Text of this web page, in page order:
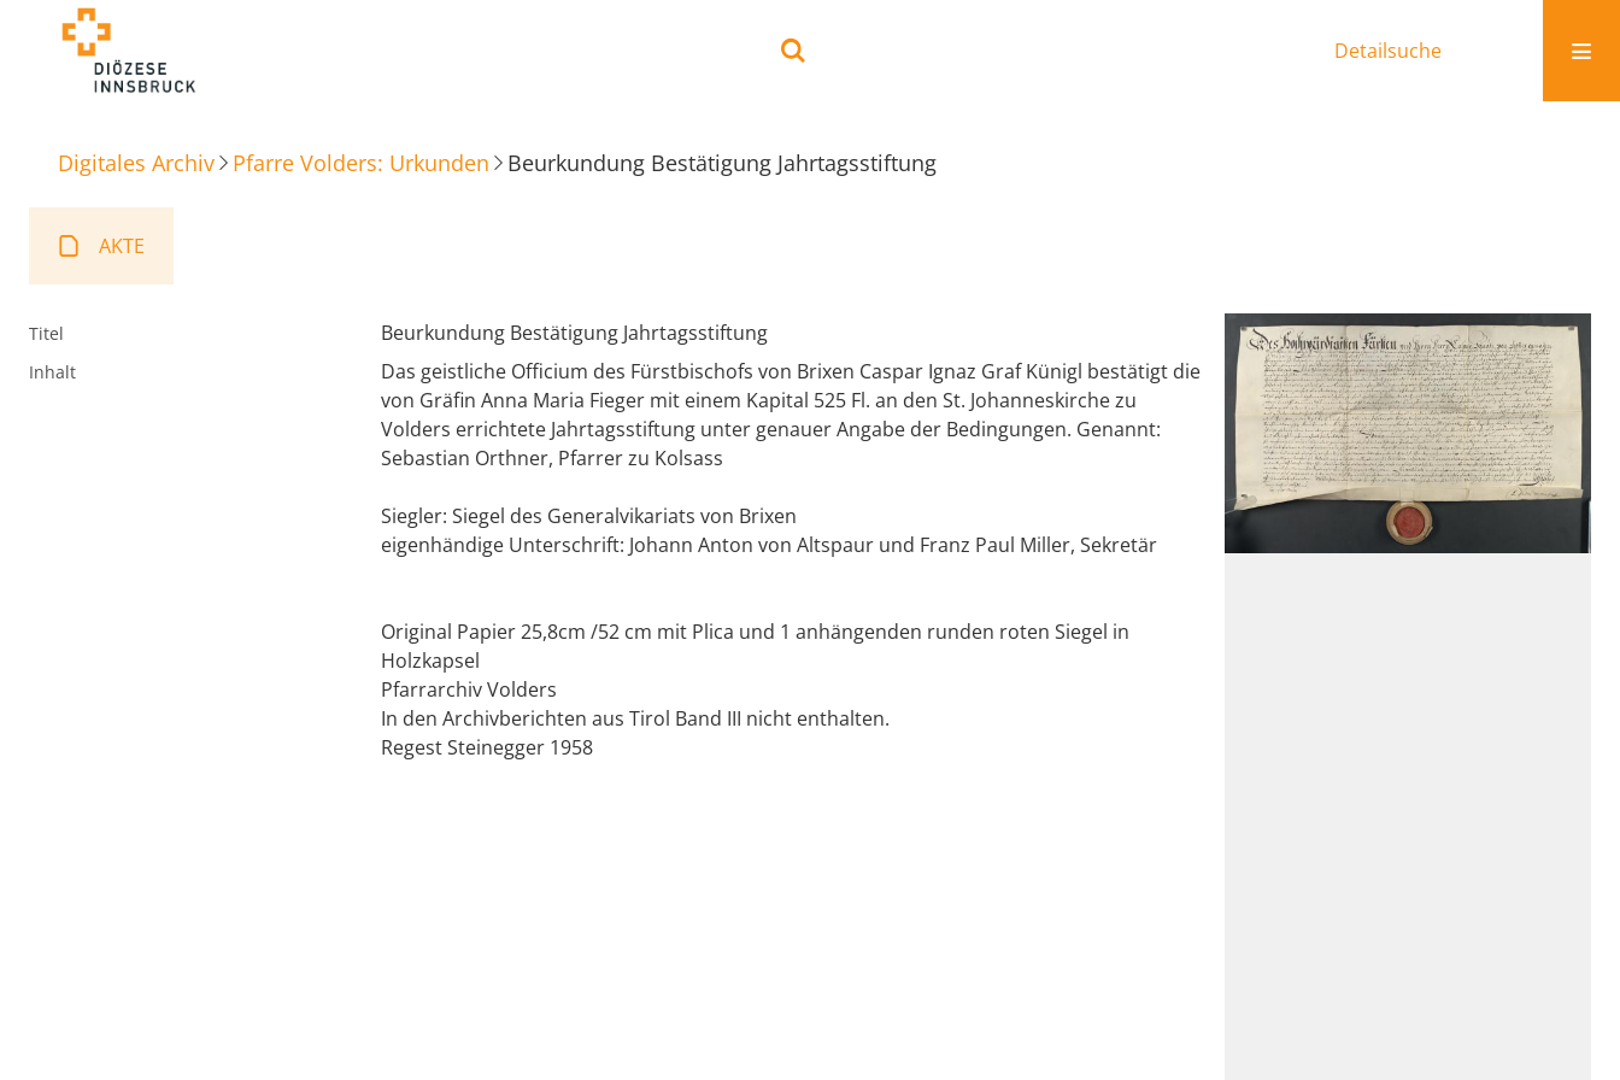
Detailsuche
Digitales Archiv Pfarre Volders: Urkunden Beurkundung Bestätigung Jahrtagsstiftung
AKTE
Titel Beurkundung Bestätigung Jahrtagsstiftung
Inhalt
Das geistliche Officium des Fürstbischofs von Brixen Caspar Ignaz Graf Künigl bestätigt die
von Gräfin Anna Maria Fieger mit einem Kapital 525 Fl. an den St. Johanneskirche zu
Volders errichtete Jahrtagsstiftung unter genauer Angabe der Bedingungen. Genannt:
Sebastian Orthner, Pfarrer zu Kolsass
Siegler: Siegel des Generalvikariats von Brixen
eigenhändige Unterschrift: Johann Anton von Altspaur und Franz Paul Miller, Sekretär
Original Papier 25,8cm /52 cm mit Plica und 1 anhängenden runden roten Siegel in
Holzkapsel
Pfarrarchiv Volders
In den Archivberichten aus Tirol Band III nicht enthalten.
Regest Steinegger 1958